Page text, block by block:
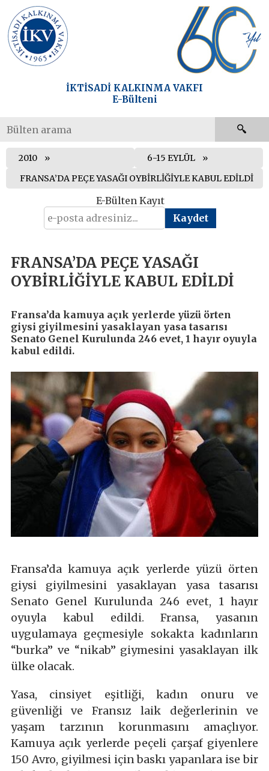
İKTİSADİ KALKINMA VAKFI
E-Bülteni
2010
6-15 EYLÜL
FRANSA’DA PEÇE YASAĞI OYBİRLİĞİYLE KABUL EDİLDİ
E-Bülten Kayıt
FRANSA’DA PEÇE YASAĞI
OYBİRLİĞİYLE KABUL EDİLDİ
Fransa’da kamuya açık yerlerde yüzü örten
giysi giyilmesini yasaklayan yasa tasarısı
Senato Genel Kurulunda 246 evet, 1 hayır oyuyla
kabul edildi.
Fransa’da kamuya açık yerlerde yüzü örten
giysi giyilmesini yasaklayan yasa tasarısı
Senato Genel Kurulunda 246 evet, 1 hayır
oyuyla kabul edildi. Fransa, yasanın
uygulamaya geçmesiyle sokakta kadınların
“burka” ve “nikab” giymesini yasaklayan ilk
ülke olacak.
Yasa, cinsiyet eşitliği, kadın onuru ve
güvenliği ve Fransız laik değerlerinin ve
yaşam tarzının korunmasını amaçlıyor.
Kamuya açık yerlerde peçeli çarşaf giyenlere
150 Avro, giyilmesi için baskı yapanlara ise bir